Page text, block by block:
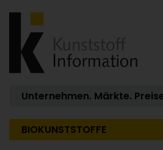
Unternehmen. Märkte.
BIOKUNSTSTOFFE